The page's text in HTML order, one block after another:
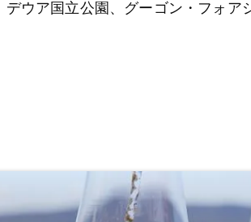
ウア国立公園、グーゴン・フォ